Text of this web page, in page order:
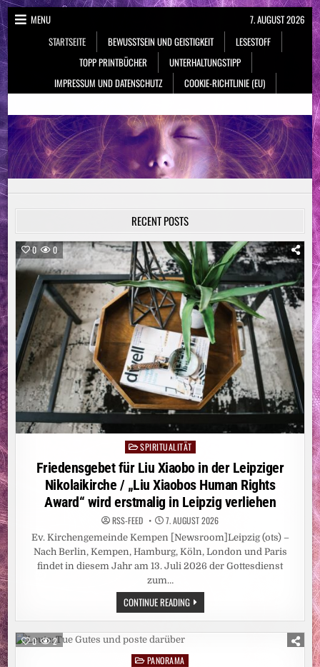
Skip
to
content
MENU
STARTSEITE
BEWUSSTSEIN UND GEISTIGKEIT
LESESTOFF
TOPP PRINTBÜCHER
UNTERHALTUNGSTIPP
IMPRESSUM UND DATENSCHUTZ
COOKIE-RICHTLINIE (EU)
7. AUGUST 2026
NeueSpiritualität.de
RECENT POSTS
0 0
Posted
in
SPIRITUALITÄT
Friedensgebet für Liu Xiaobo in der Leipziger
Nikolaikirche / „Liu Xiaobos Human Rights
Award“ wird erstmalig in Leipzig verliehen
RSS-FEED 7. AUGUST 2026
Ev. Kirchengemeinde Kempen [Newsroom]Leipzig (ots) –
Nach Berlin, Kempen, Hamburg, Köln, London und Paris
findet in diesem Jahr am 13. Juli 2026 der Gottesdienst
zum…
CONTINUE READINGFRIEDENSGEBET
FÜR
LIU
0 2
PostedPANORAMA